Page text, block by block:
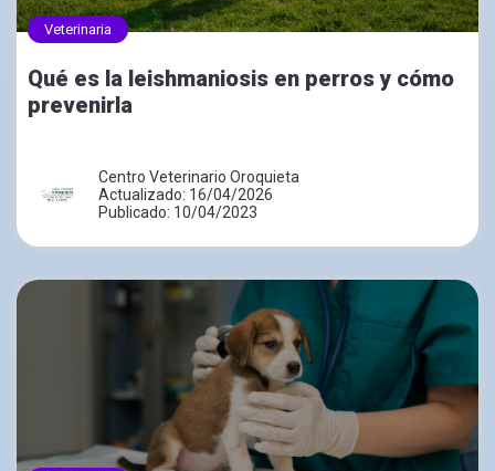
Veterinaria
Qué es la leishmaniosis en perros y cómo
prevenirla
Centro Veterinario Oroquieta
Actualizado: 16/04/2026
Publicado: 10/04/2023